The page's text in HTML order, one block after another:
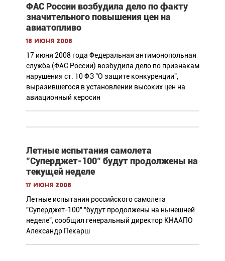
ФАС России возбудила дело по факту
значительного повышения цен на
авиатопливо
18 июня 2008
17 июня 2008 года Федеральная антимонопольная
служба (ФАС России) возбудила дело по признакам
нарушения ст. 10 ФЗ "О защите конкуренции",
выразившегося в установлении высоких цен на
авиационный керосин
Летные испытания самолета
"Суперджет-100" будут продолжены на
текущей неделе
17 июня 2008
Летные испытания российского самолета
"Суперджет-100" "будут продолжены на нынешней
неделе", сообщил генеральный директор КНААПО
Александр Пекарш